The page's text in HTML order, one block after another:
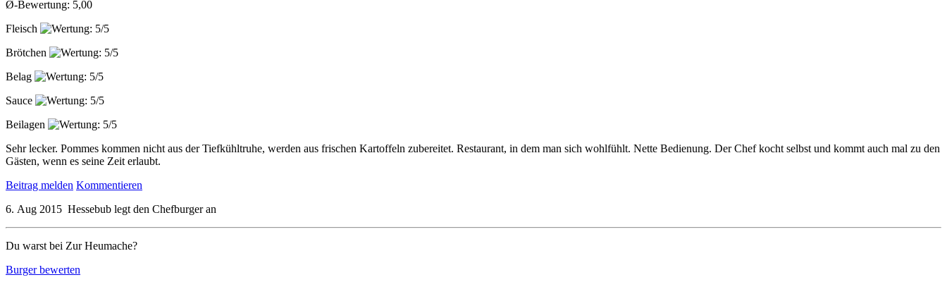
Ø-Bewertung: 5,00
Fleisch
Brötchen
Belag
Sauce
Beilagen
Sehr lecker. Pommes kommen nicht aus der Tiefkühltruhe, werden aus frischen Kartoffeln zubereitet. Restaurant, in dem man sich wohlfühlt. Nette Bedienung. Der Chef kocht selbst und kommt auch mal zu den
Gästen, wenn es seine Zeit erlaubt.
Beitrag melden Kommentieren
6. Aug 2015 Hessebub legt den Chefburgeran
Du warst bei Zur Heumache?
Burger bewerten